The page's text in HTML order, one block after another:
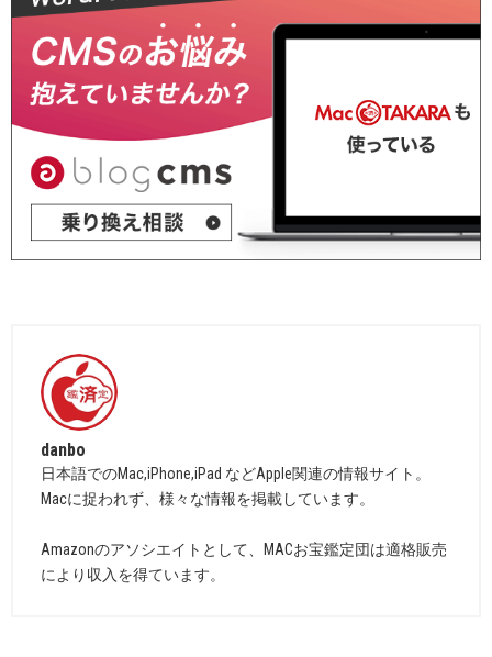
danbo
日本語でのMac,iPhone,iPad などApple関連の情報サイト。
Macに捉われず、様々な情報を掲載しています。
Amazonのアソシエイトとして、MACお宝鑑定団は適格販売
により収入を得ています。